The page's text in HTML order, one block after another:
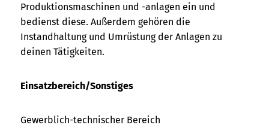
Produktionsmaschinen und -anlagen ein und
bedienst diese. Außerdem gehören die
Instandhaltung und Umrüstung der Anlagen zu
deinen Tätigkeiten.
Einsatzbereich/Sonstiges
Gewerblich-technischer Bereich